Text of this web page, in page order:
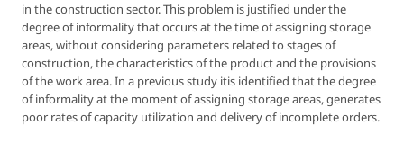
in the construction sector. This problem is justified under the
degree of informality that occurs at the time of assigning storage
areas, without considering parameters related to stages of
construction, the characteristics of the product and the provisions
of the work area. In a previous study itis identified that the degree
of informality at the moment of assigning storage areas, generates
poor rates of capacity utilization and delivery of incomplete orders.